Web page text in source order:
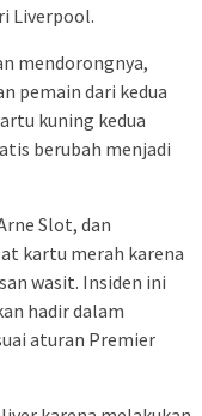
Liverpool.
mendorongnya,
pemain dari kedua
kuning kedua
berubah menjadi
Slot, dan
kartu merah karena
wasit. Insiden ini
hadir dalam
aturan Premier